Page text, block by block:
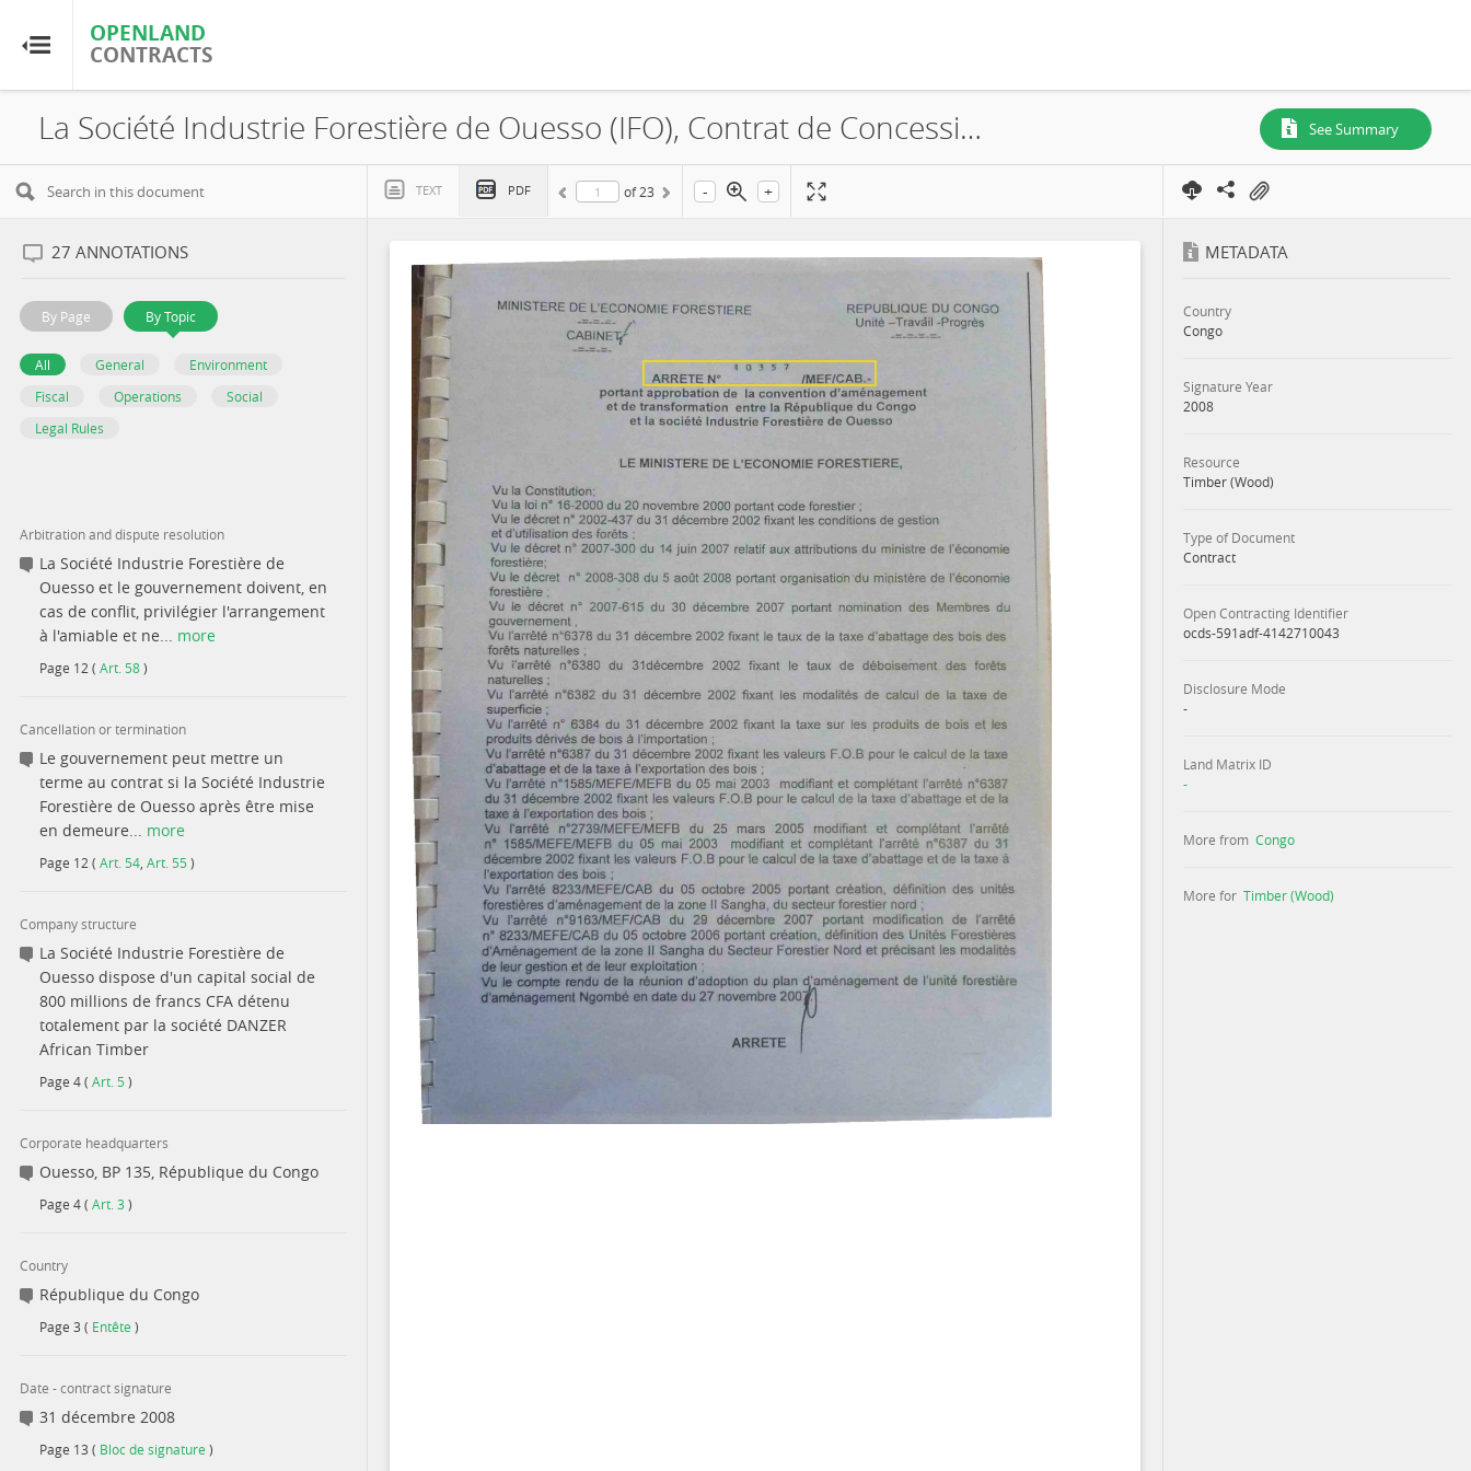
OPENLAND
CONTRACTS
OPENLAND
CONTRACTS
Home
Browse by Resource
About OpenLandContracts
Using this Site
Glossary
La Société Industrie Forestière de Ouesso (IFO), Contrat de Concession Forestière, 2008 See Summary
TEXT PDF of 23 - +
27 ANNOTATIONS
By Page By Topic
All General
Environment
Fiscal
Operations
Social
Legal Rules
Arbitration and dispute resolution
La Société Industrie Forestière de
Ouesso et le gouvernement doivent, en
cas de conflit, privilégier l'arrangement
à l'amiable et ne... more
Page 12 ( Art. 58)
Cancellation or termination
Le gouvernement peut mettre un
terme au contrat si la Société Industrie
Forestière de Ouesso après être mise
en demeure... more
Page 12 ( Art. 54 Art. 55 )
Company structure
La Société Industrie Forestière de
Ouesso dispose d'un capital social de
800 millions de francs CFA détenu
totalement par la société DANZER
African Timber
Page 4( Art. 5 )
Corporate headquarters
Ouesso, BP 135, République du Congo
Page 4( Art. 3 )
Country
République du Congo
Page 3 ( Entête )
Date - contract signature
31 décembre 2008
Page 13 ( Bloc de signature )
METADATA
Country
Congo
Signature Year
2008
Resource
Timber (Wood)
Type of Document
Contract
Open Contracting Identifier
ocds-591adf-4142710043
Disclosure Mode
-
Land Matrix ID
-
More from Congo
More for Timber (Wood)